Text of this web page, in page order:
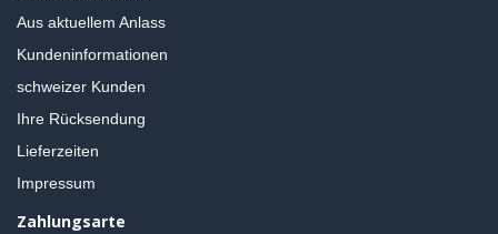
Aus aktuellem Anlass
Kundeninformationen
schweizer Kunden
Ihre Rücksendung
Lieferzeiten
Impressum
Zahlungsarte